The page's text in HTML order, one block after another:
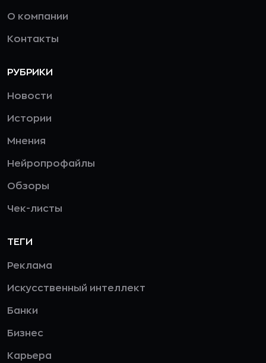
О компании
Контакты
РУБРИКИ
Новости
Истории
Мнения
Нейропрофайлы
Обзоры
Чек-листы
ТЕГИ
Реклама
Искусственный интеллект
Банки
Бизнес
Карьера